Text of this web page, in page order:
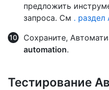
предложить
запроса. См . раздел
Сохраните,
automation.
Тестирование